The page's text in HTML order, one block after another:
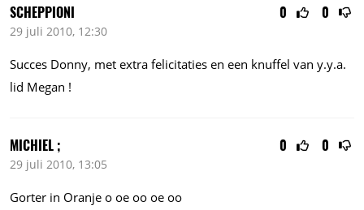
0 0
SCHEPPIONI
29 juli 2010, 12:30
Succes Donny, met extra felicitaties en een knuffel van y.y.a.
lid Megan !
0 0
MICHIEL ;
29 juli 2010, 13:05
Gorter in Oranje o oe oo oe oo